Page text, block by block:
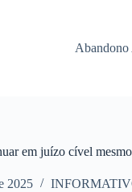
em juízo cível
2025